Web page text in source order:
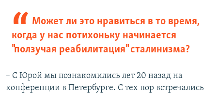
Может ли это нравиться в то время,
когда у нас потихоньку начинается
"ползучая реабилитация" сталинизма?
– С Юрой мы познакомились лет 20 назад на
конференции в Петербурге. С тех пор встречались